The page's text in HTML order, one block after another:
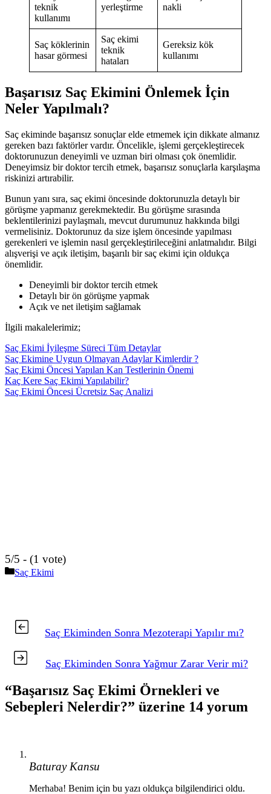
teknik
kullanımı
yerleştirme
nakli
Saç köklerinin
hasar görmesi
Saç ekimi
teknik
hataları
Gereksiz kök
kullanımı
Başarısız Saç Ekimini Önlemek İçin
Neler Yapılmalı?
Saç ekiminde başarısız sonuçlar elde etmemek için dikkate almanız
gereken bazı faktörler vardır. Öncelikle, işlemi gerçekleştirecek
doktorunuzun deneyimli ve uzman biri olması çok önemlidir.
Deneyimsiz bir doktor tercih etmek, başarısız sonuçlarla karşılaşma
riskinizi artırabilir.
Bunun yanı sıra, saç ekimi öncesinde doktorunuzla detaylı bir
görüşme yapmanız gerekmektedir. Bu görüşme sırasında
beklentilerinizi paylaşmalı, mevcut durumunuz hakkında bilgi
vermelisiniz. Doktorunuz da size işlem öncesinde yapılması
gerekenleri ve işlemin nasıl gerçekleştirileceğini anlatmalıdır. Bilgi
alışverişi ve açık iletişim, başarılı bir saç ekimi için oldukça
önemlidir.
Deneyimli bir doktor tercih etmek
Detaylı bir ön görüşme yapmak
Açık ve net iletişim sağlamak
İlgili makalelerimiz;
Saç Ekimi İyileşme Süreci Tüm Detaylar
Saç Ekimine Uygun Olmayan Adaylar Kimlerdir ?
Saç Ekimi Öncesi Yapılan Kan Testlerinin Önemi
Kaç Kere Saç Ekimi Yapılabilir?
Saç Ekimi Öncesi Ücretsiz Saç Analizi
5/5 - (1 vote)
Kategoriler
Saç Ekimi
Saç Ekiminden Sonra Mezoterapi Yapılır mı?
Saç Ekiminden Sonra Yağmur Zarar Verir mi?
“Başarısız Saç Ekimi Örnekleri ve
Sebepleri Nelerdir?” üzerine 14 yorum
Baturay Kansu
Merhaba! Benim için bu yazı oldukça bilgilendirici oldu.